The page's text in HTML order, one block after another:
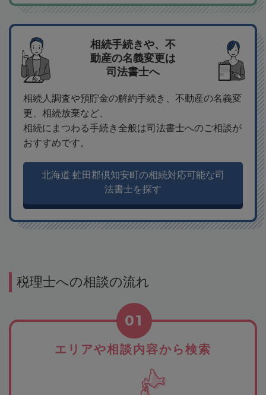
相続手続きや、不
動産の名義変更は
司法書士へ
相続人調査や預貯金の解約手続き、不動産の名義変
更、相続放棄など、
相続にまつわる手続き全般は司法書士へのご相談が
おすすめです。
北海道 虻田郡倶知安町の相続対応可能な司
法書士を探す
税理士への相談の流れ
エリアや相談内容から検索
01